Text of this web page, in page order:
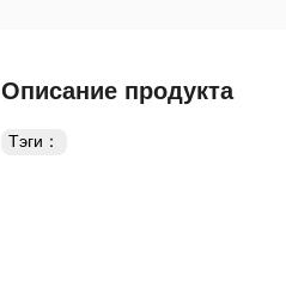
Описание продукта
Тэги：